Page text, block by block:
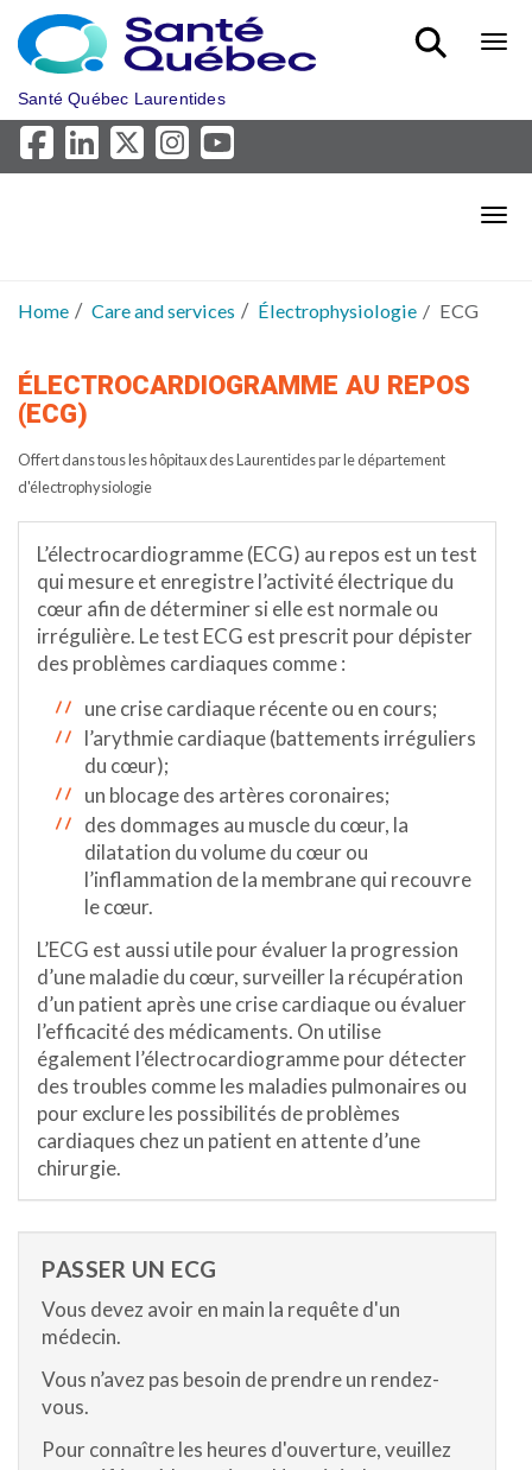
Skip to main content
Santé Québec Laurentides
Home Care and services Électrophysiologie ECG
ÉLECTROCARDIOGRAMME AU REPOS
(ECG)
Offert dans tous les hôpitaux des Laurentides par le département
d'électrophysiologie
L’électrocardiogramme (ECG) au repos est un test
qui mesure et enregistre l’activité électrique du
cœur afin de déterminer si elle est normale ou
irrégulière. Le test ECG est prescrit pour dépister
des problèmes cardiaques comme :
une crise cardiaque récente ou en cours;
l’arythmie cardiaque (battements irréguliers
du cœur);
un blocage des artères coronaires;
des dommages au muscle du cœur, la
dilatation du volume du cœur ou
l’inflammation de la membrane qui recouvre
le cœur.
L’ECG est aussi utile pour évaluer la progression
d’une maladie du cœur, surveiller la récupération
d’un patient après une crise cardiaque ou évaluer
l’efficacité des médicaments. On utilise
également l’électrocardiogramme pour détecter
des troubles comme les maladies pulmonaires ou
pour exclure les possibilités de problèmes
cardiaques chez un patient en attente d’une
chirurgie.
PASSER UN ECG
Vous devez avoir en main la requête d'un
médecin.
Vous n’avez pas besoin de prendre un rendez-
vous.
Pour connaître les heures d'ouverture, veuillez